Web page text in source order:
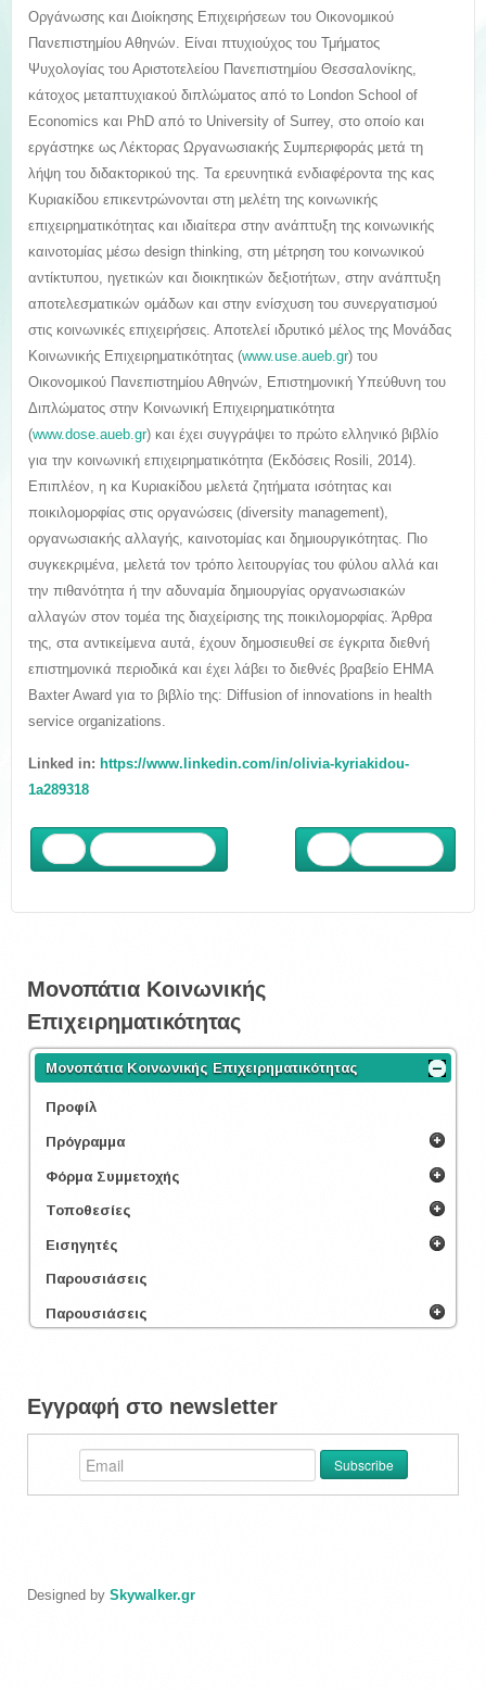
Οργάνωσης και Διοίκησης Επιχειρήσεων του Οικονομικού
Πανεπιστημίου Αθηνών. Είναι πτυχιούχος του Τμήματος
Ψυχολογίας του Αριστοτελείου Πανεπιστημίου Θεσσαλονίκης,
κάτοχος μεταπτυχιακού διπλώματος από το London School of
Economics και PhD από το University of Surrey, στο οποίο και
εργάστηκε ως Λέκτορας Ωργανωσιακής Συμπεριφοράς μετά τη
λήψη του διδακτορικού της. Τα ερευνητικά ενδιαφέροντα της κας
Κυριακίδου επικεντρώνονται στη μελέτη της κοινωνικής
επιχειρηματικότητας και ιδιαίτερα στην ανάπτυξη της κοινωνικής
καινοτομίας μέσω design thinking, στη μέτρηση του κοινωνικού
αντίκτυπου, ηγετικών και διοικητικών δεξιοτήτων, στην ανάπτυξη
αποτελεσματικών ομάδων και στην ενίσχυση του συνεργατισμού
στις κοινωνικές επιχειρήσεις. Αποτελεί ιδρυτικό μέλος της Μονάδας
Κοινωνικής Επιχειρηματικότητας (www.use.aueb.gr) του
Οικονομικού Πανεπιστημίου Αθηνών, Επιστημονική Υπεύθυνη του
Διπλώματος στην Κοινωνική Επιχειρηματικότητα
(www.dose.aueb.gr) και έχει συγγράψει το πρώτο ελληνικό βιβλίο
για την κοινωνική επιχειρηματικότητα (Εκδόσεις Rosili, 2014).
Επιπλέον, η κα Κυριακίδου μελετά ζητήματα ισότητας και
ποικιλομορφίας στις οργανώσεις (diversity management),
οργανωσιακής αλλαγής, καινοτομίας και δημιουργικότητας. Πιο
συγκεκριμένα, μελετά τον τρόπο λειτουργίας του φύλου αλλά και
την πιθανότητα ή την αδυναμία δημιουργίας οργανωσιακών
αλλαγών στον τομέα της διαχείρισης της ποικιλομορφίας. Άρθρα
της, στα αντικείμενα αυτά, έχουν δημοσιευθεί σε έγκριτα διεθνή
επιστημονικά περιοδικά και έχει λάβει το διεθνές βραβείο EHMA
Baxter Award για το βιβλίο της: Diffusion of innovations in health
service organizations.
Linked in: https://www.linkedin.com/in/olivia-kyriakidou-
1a289318
Μονοπάτια Κοινωνικής
Επιχειρηματικότητας
Μονοπάτια Κοινωνικής Επιχειρηματικότητας
Προφίλ
Πρόγραμμα
Φόρμα Συμμετοχής
Τοποθεσίες
Εισηγητές
Παρουσιάσεις
Παρουσιάσεις
Εγγραφή στο newsletter
Designed by Skywalker.gr